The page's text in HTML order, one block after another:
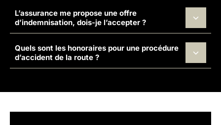
L’assurance me propose une offre
d’indemnisation, dois-je l’accepter ?
Quels sont les honoraires pour une procédure
d’accident de la route ?